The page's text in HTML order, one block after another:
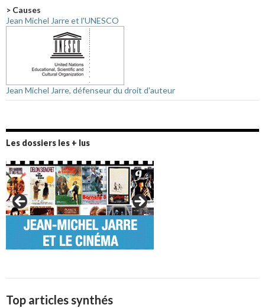
> Causes
Jean Michel Jarre et l'UNESCO
Jean Michel Jarre, défenseur du droit d'auteur
Les dossiers les + lus
Top articles synthés